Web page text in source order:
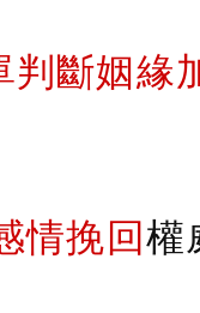
判斷姻緣
情挽回權